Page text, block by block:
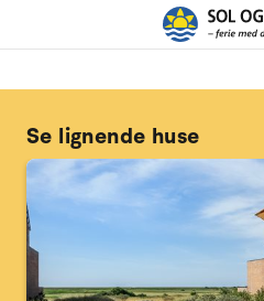
Se lignende huse